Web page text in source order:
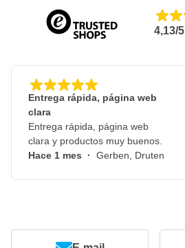
4,13/5
Entrega rápida, página web
clara
Entrega rápida, página web
clara y productos muy buenos.
Hace 1 mes · Gerben, Druten